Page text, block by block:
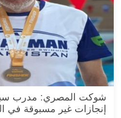
شوكت المصري: مدرب
إنجازات غير مسبوقة في